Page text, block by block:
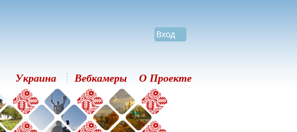
Вход
Украина Вебкамеры О Проекте